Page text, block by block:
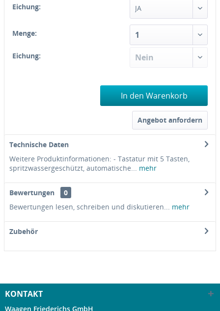
Eichung:
Menge:
Eichung:
In den Warenkorb
Angebot anfordern
Technische Daten
Weitere Produktinformationen: - Tastatur mit 5 Tasten,
spritzwassergeschützt, automatische...
mehr
Bewertungen
0
Bewertungen lesen, schreiben und diskutieren...
mehr
Zubehör
KONTAKT
Waagen Friederichs GmbH